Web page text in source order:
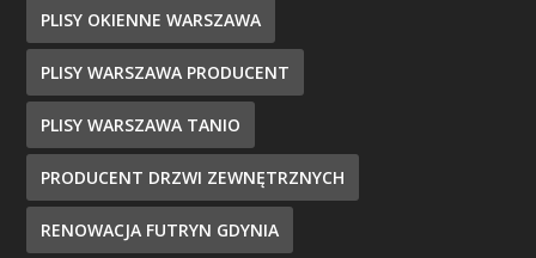
PLISY OKIENNE WARSZAWA
PLISY WARSZAWA PRODUCENT
PLISY WARSZAWA TANIO
PRODUCENT DRZWI ZEWNĘTRZNYCH
RENOWACJA FUTRYN GDYNIA